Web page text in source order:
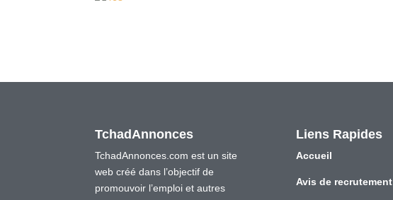
TchadAnnonces
TchadAnnonces.com est un site
web créé dans l’objectif de
promouvoir l’emploi et autres
Liens Rapides
Accueil
Avis de recrutement